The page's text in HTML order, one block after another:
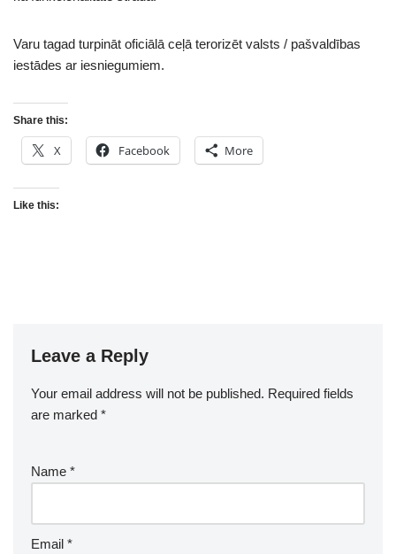
Varu tagad turpināt oficiālā ceļā terorizēt valsts / pašvaldības
iestādes ar iesniegumiem.
Share this:
X Facebook More
Like this:
Leave a Reply
Your email address will not be published. Required fields
are marked *
Name *
Email *